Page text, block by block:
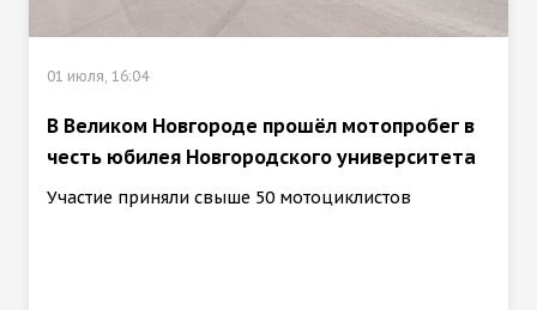
01 июля, 16:04
В Великом Новгороде прошёл мотопробег в
честь юбилея Новгородского университета
Участие приняли свыше 50 мотоциклистов